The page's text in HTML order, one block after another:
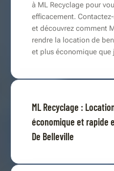
à ML Recyclage pour
efficacement.
et découvrez comment
rendre la location de
et plus économique que
ML Recyclage :
économique et rapide
De Belleville